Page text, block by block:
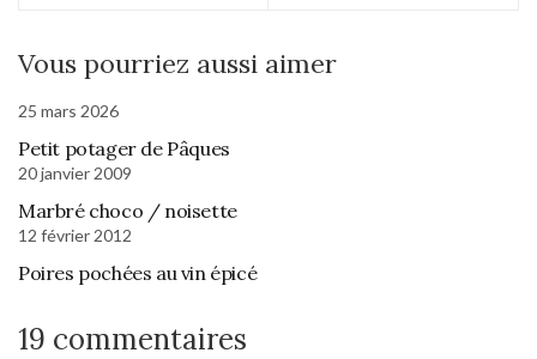
Vous pourriez aussi aimer
25 mars 2026
Petit potager de Pâques
20 janvier 2009
Marbré choco / noisette
12 février 2012
Poires pochées au vin épicé
19 commentaires